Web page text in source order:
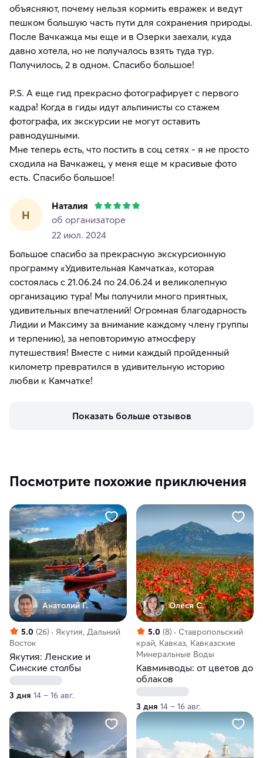
объясняют, почему нельзя кормить евражек и ведут
пешком большую часть пути для сохранения природы.
После Вачкажца мы еще и в Озерки заехали, куда
давно хотела, но не получалось взять туда тур.
Получилось, 2 в одном. Спасибо большое!
P.S. А еще гид прекрасно фотографирует с первого
кадра! Когда в гиды идут альпинисты со стажем
фотографа, их экскурсии не могут оставить
равнодушными.
Мне теперь есть, что постить в соц сетях - я не просто
сходила на Вачкажец, у меня еще м красивые фото
есть. Спасибо большое!
Н
Наталия
об организаторе
22 июл. 2024
Большое спасибо за прекрасную экскурсионную
программу «Удивительная Камчатка», которая
состоялась с 21.06.24 по 24.06.24 и великолепную
организацию тура! Мы получили много приятных,
удивительных впечатлений! Огромная благодарность
Лидии и Максиму за внимание каждому члену группы
и терпению), за неповторимую атмосферу
путешествия! Вместе с ними каждый пройденный
километр превратился в удивительную историю
любви к Камчатке!
Показать больше отзывов
Посмотрите похожие приключения
Анатолий Г.
5.0 (26)
Якутия, Дальний
Восток
Якутия: Ленские и
Синские столбы
3 дня 14 – 16 авг.
Олеся С.
5.0 (8)
Ставропольский
край, Кавказ, Кавказские
Минеральные Воды
Кавминводы: от цветов до
облаков
3 дня 14 – 16 авг.